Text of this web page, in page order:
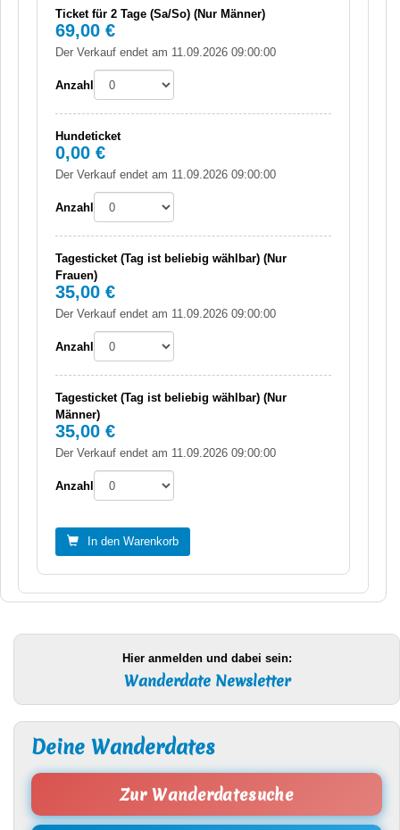
Ticket für 2 Tage (Sa/So) (Nur Männer)
69,00 €
Der Verkauf endet am 11.09.2026 09:00:00
Anzahl
Hundeticket
0,00 €
Der Verkauf endet am 11.09.2026 09:00:00
Anzahl
Tagesticket (Tag ist beliebig wählbar) (Nur
Frauen)
35,00 €
Der Verkauf endet am 11.09.2026 09:00:00
Anzahl
Tagesticket (Tag ist beliebig wählbar) (Nur
Männer)
35,00 €
Der Verkauf endet am 11.09.2026 09:00:00
Anzahl
In den Warenkorb
Hier anmelden und dabei sein:
Wanderdate Newsletter
Deine Wanderdates
Zur Wanderdatesuche